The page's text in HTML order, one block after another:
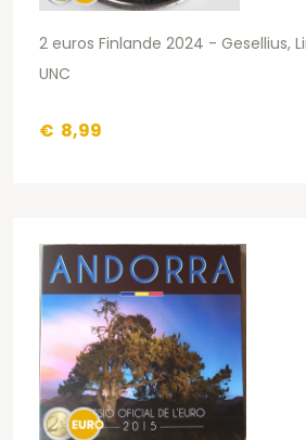
2 euros Finlande 2024 - Gesellius,
UNC
€ 8,99